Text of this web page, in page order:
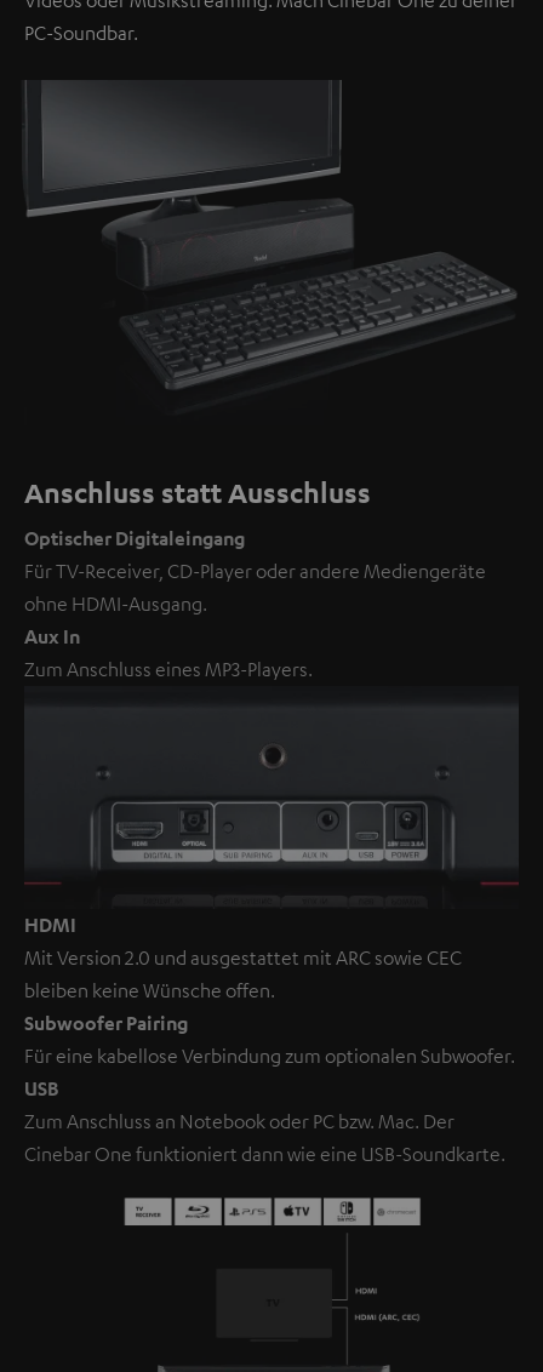
PC-Soundbar.
Anschluss statt Ausschluss
Optischer Digitaleingang
Für TV-Receiver, CD-Player oder andere Mediengeräte
ohne HDMI-Ausgang.
Aux In
Zum Anschluss eines MP3-Players.
HDMI
Mit Version 2.0 und ausgestattet mit ARC sowie CEC
bleiben keine Wünsche offen.
Subwoofer Pairing
Für eine kabellose Verbindung zum optionalen Subwoofer.
USB
Zum Anschluss an Notebook oder PC bzw. Mac. Der
Cinebar One funktioniert dann wie eine USB-Soundkarte.